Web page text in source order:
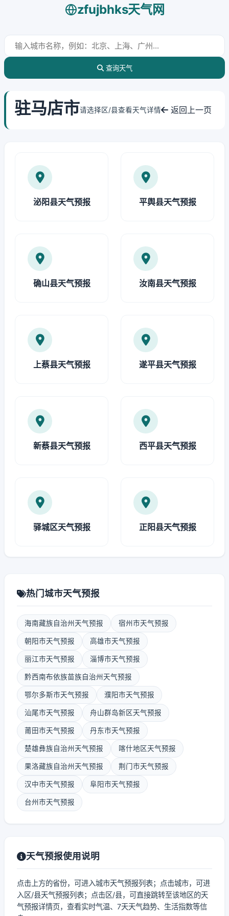
zfujbhks天气网
查询天气
驻马店市请选择区/县查看天气详情 返回上一页
泌阳县天气预报 平舆县天气预报
确山县天气预报 汝南县天气预报
上蔡县天气预报 遂平县天气预报
新蔡县天气预报 西平县天气预报
驿城区天气预报 正阳县天气预报
热门城市天气预报
海南藏族自治州天气预报 宿州市天气预报
朝阳市天气预报 高雄市天气预报
丽江市天气预报 淄博市天气预报
黔西南布依族苗族自治州天气预报
鄂尔多斯市天气预报 濮阳市天气预报
汕尾市天气预报 舟山群岛新区天气预报
莆田市天气预报 丹东市天气预报
楚雄彝族自治州天气预报 喀什地区天气预报
果洛藏族自治州天气预报 荆门市天气预报
汉中市天气预报 阜阳市天气预报
台州市天气预报
天气预报使用说明
点击上方的省份，可进入城市天气预报列表；点击城市，可进
入区/县天气预报列表；点击区/县，可直接跳转至该地区的天
气预报详情页，查看实时气温、7天天气趋势、生活指数等信